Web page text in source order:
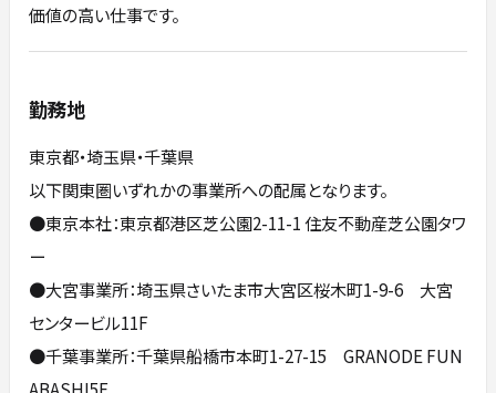
価値の高い仕事です。
勤務地
東京都・埼玉県・千葉県
以下関東圏いずれかの事業所への配属となります。
●東京本社：東京都港区芝公園2-11-1 住友不動産芝公園タワ
ー
●大宮事業所：埼玉県さいたま市大宮区桜木町1-9-6 大宮
センタービル11F
●千葉事業所：千葉県船橋市本町1-27-15 GRANODE FUN